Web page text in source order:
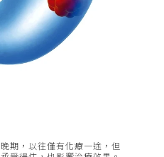
期，以往僅有化療一途，但